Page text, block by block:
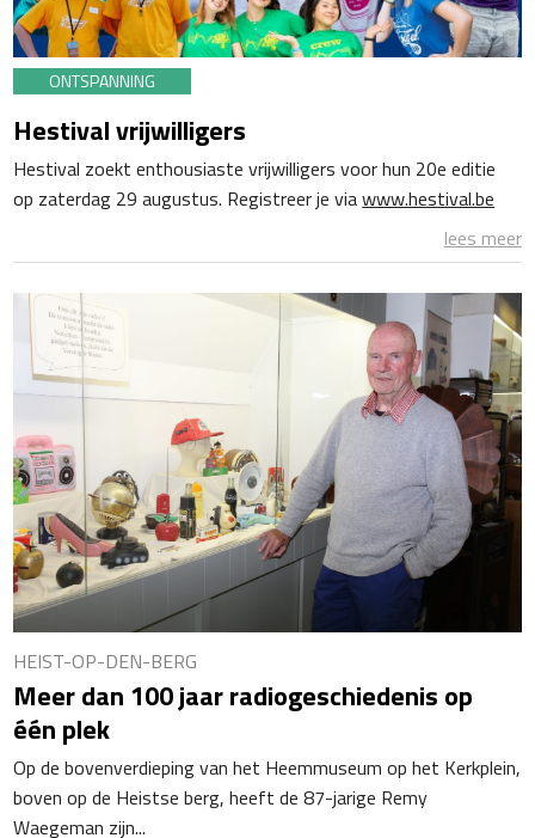
ONTSPANNING
Hestival vrijwilligers
Hestival zoekt enthousiaste vrijwilligers voor hun 20e editie
op zaterdag 29 augustus. Registreer je viawww.hestival.be
lees meer
HEIST-OP-DEN-BERG
Meer dan 100 jaar radiogeschiedenis op
één plek
Op de bovenverdieping van het Heemmuseum op het Kerkplein,
boven op de Heistse berg, heeft de 87-jarige Remy
Waegeman zijn...